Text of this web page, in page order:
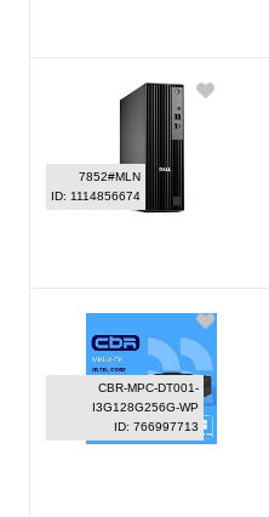
7852#MLN
ID: 1114856674
CBR-MPC-DT001-
I3G128G256G-WP
ID: 766997713